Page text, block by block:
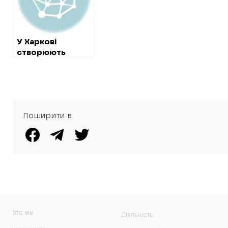
У Харкові
створюють
Поширити в
Хто ми Діяльність